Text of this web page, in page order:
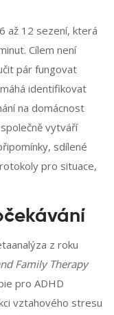
až 12 sezení, která
Cílem není
pár fungovat
identifikovat
na domácnost
vytváří
sdílené
pro situace,
z roku
Family Therapy
pro ADHD
vztahového stresu